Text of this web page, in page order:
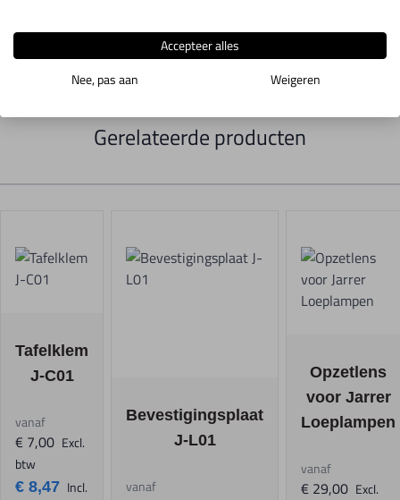
Inclusief een transformator met aansluiting op 220 volt.
Gerelateerde producten
Tafelklem
J-C01
The price depends on the options chosen on the product page
vanaf
€ 8,47 Incl.
€ 7,00 Excl.
btw
Bevestigingsplaat
J-L01
The price depends on the options chosen on
vanaf
Opzetlens
voor Jarrer
Loeplampen
The price
vanaf
€ 29,00 Excl.
Accepteer alles
Nee, pas aan
Weigeren